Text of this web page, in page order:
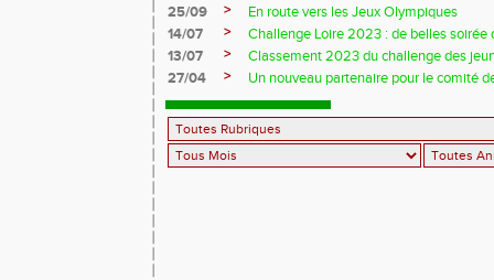
25/09
>
En route vers les Jeux Olympiques
14/07
>
Challenge Loire 2023 : de belles soirée
13/07
>
Classement 2023 du challenge des
27/04
> Un nouveau partenaire pour le comité